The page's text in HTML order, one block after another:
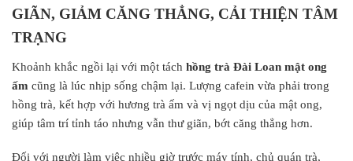
GIÃN, GIẢM CĂNG THẲNG, CẢI THIỆN TÂM
TRẠNG
Khoảnh khắc ngồi lại với một tách hồng trà Đài Loan mật ong
ấm cũng là lúc nhịp sống chậm lại. Lượng cafein vừa phải trong
hồng trà, kết hợp với hương trà ấm và vị ngọt dịu của mật ong,
giúp tâm trí tỉnh táo nhưng vẫn thư giãn, bớt căng thẳng hơn.
Đối với người làm việc nhiều giờ trước máy tính, chủ quán trà,